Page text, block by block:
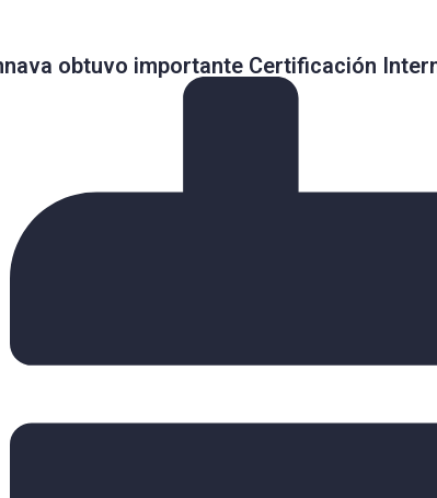
obtuvo importante Certificación